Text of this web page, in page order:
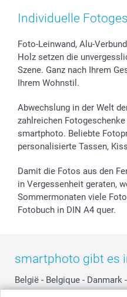
Individuelle
Foto-Leinwand, Alu-
Holz setzen die
Szene. Ganz nach Ihrem
Ihrem Wohnstil.
Abwechslung in der Welt
zahlreichen
smartphoto. Beliebte
personalisierte Tassen,
Damit die Fotos aus den
in Vergessenheit geraten,
Sommermonaten viele
Fotobuch in DIN A4 quer.
smartphoto gibt es
België - Belgique - Danmark -